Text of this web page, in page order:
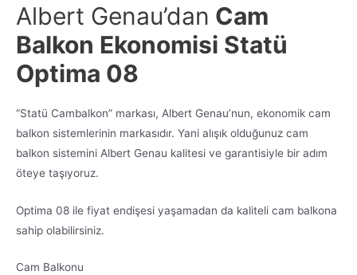
Albert Genau’dan Cam
Balkon Ekonomisi Statü
Optima 08
“Statü Cambalkon” markası, Albert Genau’nun, ekonomik cam
balkon sistemlerinin markasıdır. Yani alışık olduğunuz cam
balkon sistemini Albert Genau kalitesi ve garantisiyle bir adım
öteye taşıyoruz.
Optima 08 ile fiyat endişesi yaşamadan da kaliteli cam balkona
sahip olabilirsiniz.
Cam Balkonu